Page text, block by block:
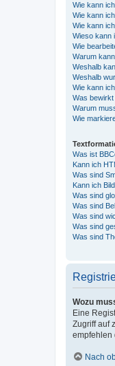
Wie kann
Wie kann
Wie kann
Wieso kann
Wie
Warum
Weshalb
Weshalb
Wie kann
Was bewirkt
Warum
Wie
Was ist
Kann ich
Was sind
Kann ich
Was sind
Was sind
Was sind
Was sind
Was sind
Wozu
Eine
Zugriff auf
empfehlen
Nach